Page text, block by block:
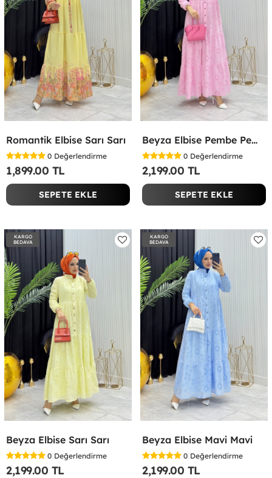
Romantik Elbise Sarı Sarı
0 Değerlendirme
1,899.00 TL
SEPETE EKLE
Beyza Elbise Pembe Pembe
0 Değerlendirme
2,199.00 TL
SEPETE EKLE
KARGO
BEDAVA
Beyza Elbise Sarı Sarı
0 Değerlendirme
2,199.00 TL
KARGO
BEDAVA
Beyza Elbise Mavi Mavi
0 Değerlendirme
2,199.00 TL